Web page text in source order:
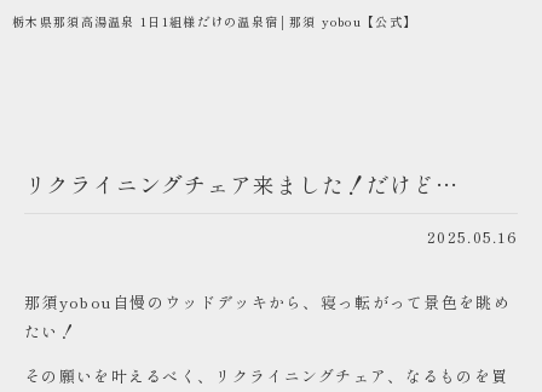
栃木県那須高湯温泉 1日1組様だけの温泉宿│那須 yobou【公式】
リクライニングチェア来ました！だけど…
2025.05.16
那須yobou自慢のウッドデッキから、寝っ転がって景色を眺め
たい！
その願いを叶えるべく、リクライニングチェア、なるものを買